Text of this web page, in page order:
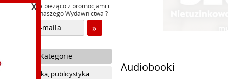
Chcesz być na bieżąco z promocjami i
nowościami naszego Wydawnictwa ?
Kategorie
Polityka, publicystyka
Audiobooki
X